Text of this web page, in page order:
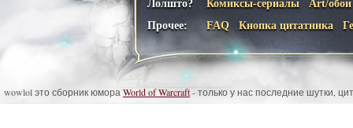
Лолшто?
Комиксы-сериалы
Art/обои
Прочее:
FAQ Кнопка цитатника
wowlol это сборник юмора World of Warcraft- только у нас последние шутки,